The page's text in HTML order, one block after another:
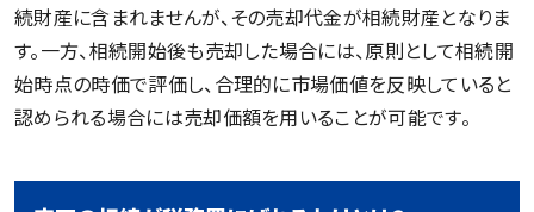
続財産に含まれませんが、その売却代金が相続財産となりま
す。一方、相続開始後も売却した場合には、原則として相続開
始時点の時価で評価し、合理的に市場価値を反映していると
認められる場合には売却価額を用いることが可能です。